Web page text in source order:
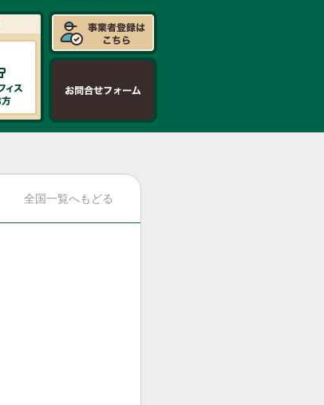
全国一覧へもどる